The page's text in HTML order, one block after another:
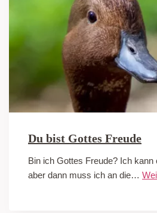
Du bist Gottes Freude
Bin ich Gottes Freude? Ich kann
aber dann muss ich an die…